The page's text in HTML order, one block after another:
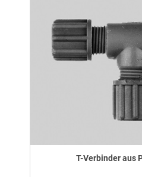
T-Verbinder aus